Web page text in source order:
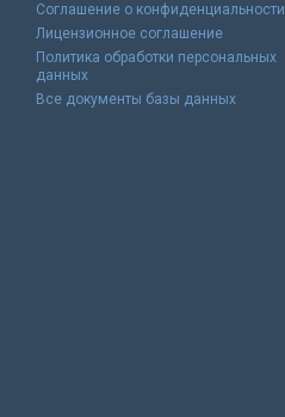
Соглашение о конфиденциальности
Лицензионное соглашение
Политика обработки персональных
данных
Все документы базы данных